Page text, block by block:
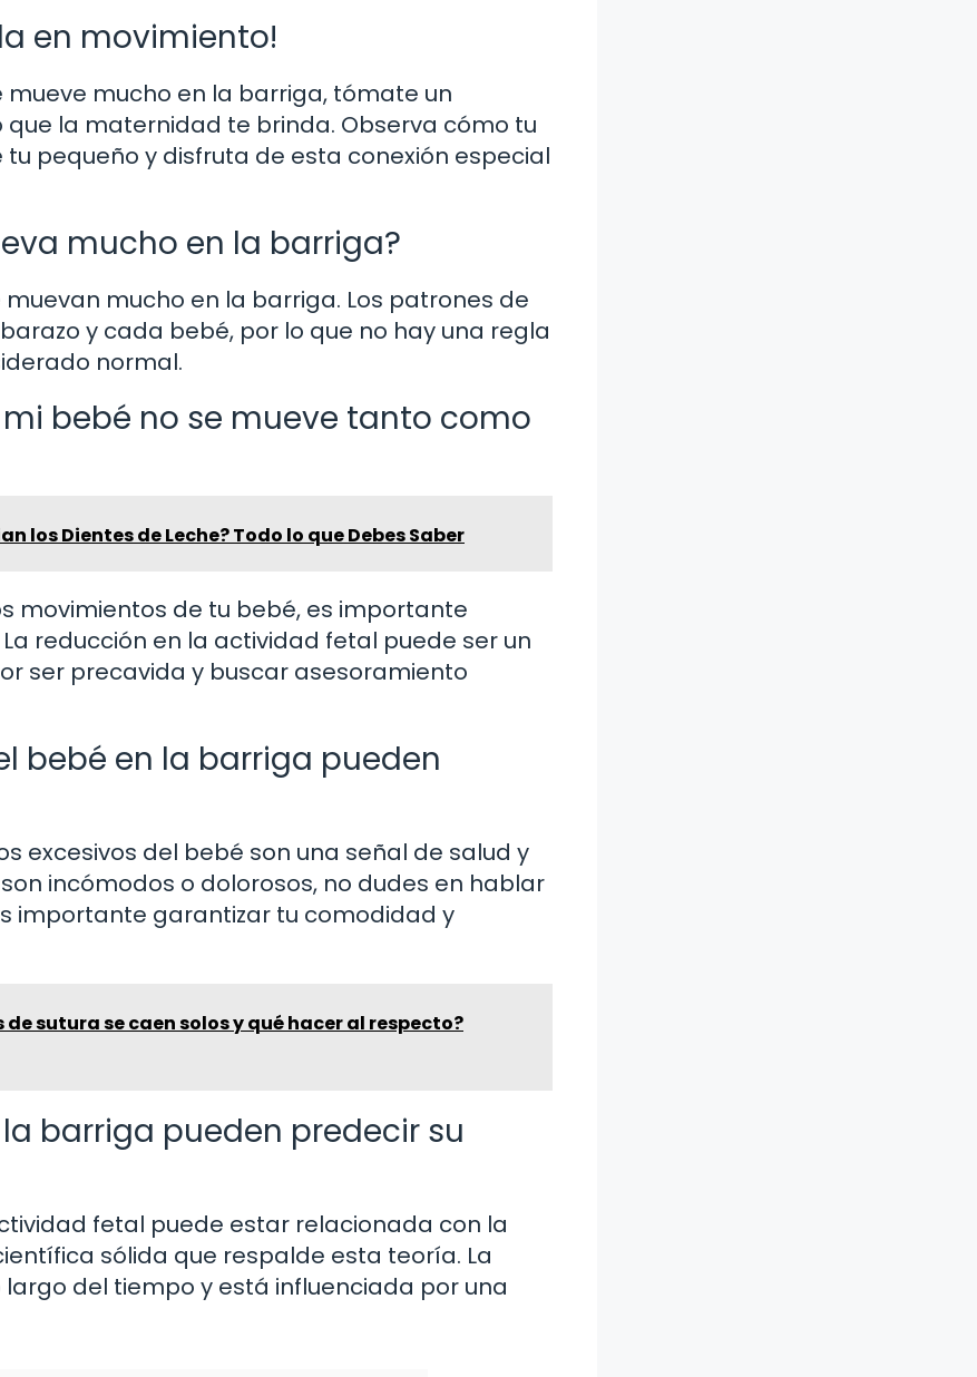
en movimiento!
mueve mucho en la barriga, tómate un
la maternidad te brinda. Observa cómo tu
pequeño y disfruta de esta conexión especial
mucho en la barriga?
mucho en la barriga. Los patrones de
y cada bebé, por lo que no hay una regla
normal.
bebé no se mueve tanto como
los Dientes de Leche? Todo lo que Debes Saber
movimientos de tu bebé, es importante
reducción en la actividad fetal puede ser un
ser precavida y buscar asesoramiento
bebé en la barriga pueden
excesivos del bebé son una señal de salud y
incómodos o dolorosos, no dudes en hablar
importante garantizar tu comodidad y
de sutura se caen solos y qué hacer al respecto?
barriga pueden predecir su
fetal puede estar relacionada con la
sólida que respalde esta teoría. La
del tiempo y está influenciada por una